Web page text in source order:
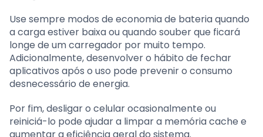
Use sempre modos de economia de bateria quando
a carga estiver baixa ou quando souber que ficará
longe de um carregador por muito tempo.
Adicionalmente, desenvolver o hábito de fechar
aplicativos após o uso pode prevenir o consumo
desnecessário de energia.
Por fim, desligar o celular ocasionalmente ou
reiniciá-lo pode ajudar a limpar a memória cache e